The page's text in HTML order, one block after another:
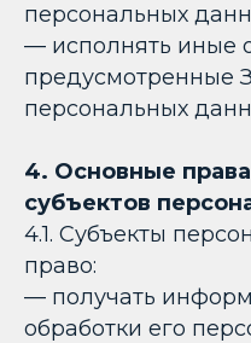
персональных
— исполнять иные
предусмотренные
персональных
4. Основные
субъектов
4.1. Субъекты
право:
— получать
обработки его